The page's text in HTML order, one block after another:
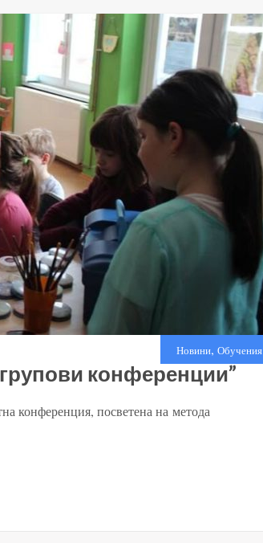
Новини, Обучения
конференции”
конференция, посветена на метода